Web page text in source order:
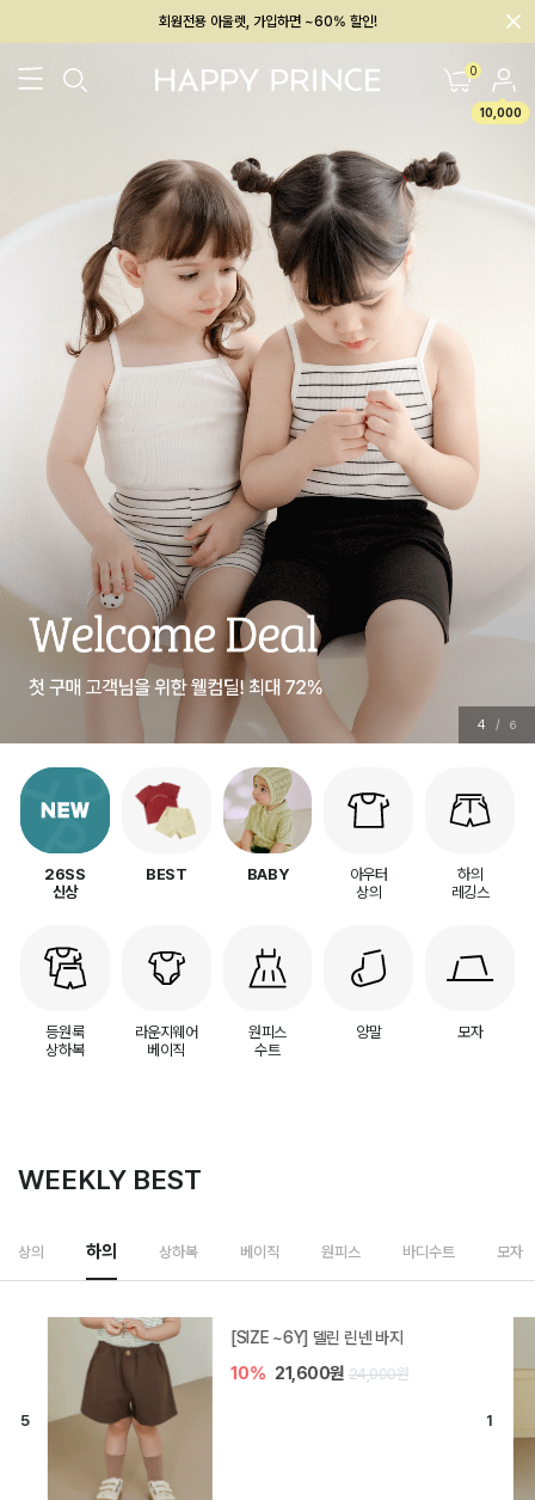
회원전용 아울렛, 가입하면 ~60% 할인!
0
10,000
5 / 6
26SS
신상
BEST BABY
아우터
상의
하의
레깅스
등원룩
상하복
라운지웨어
베이직
원피스
수트
양말 모자
WEEKLY BEST
상의 하의 상하복 베이직 원피스 바디수트 모자
[SIZE ~6Y] 델린 린넨 바지
10% 21,600원 24,000원